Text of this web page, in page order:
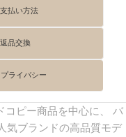
支払い方法
返品交換
プライバシー
コピー商品を中心に、 バ
気ブランドの高品質モデ